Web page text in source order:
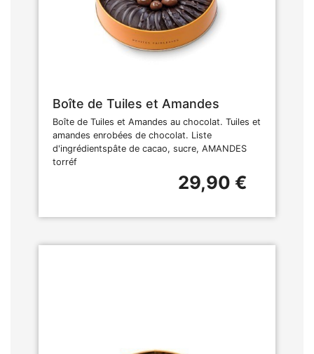
Boîte de Tuiles et Amandes
Boîte de Tuiles et Amandes au chocolat. Tuiles et
amandes enrobées de chocolat. Liste
d'ingrédientspâte de cacao, sucre, AMANDES
torréf
29,90 €